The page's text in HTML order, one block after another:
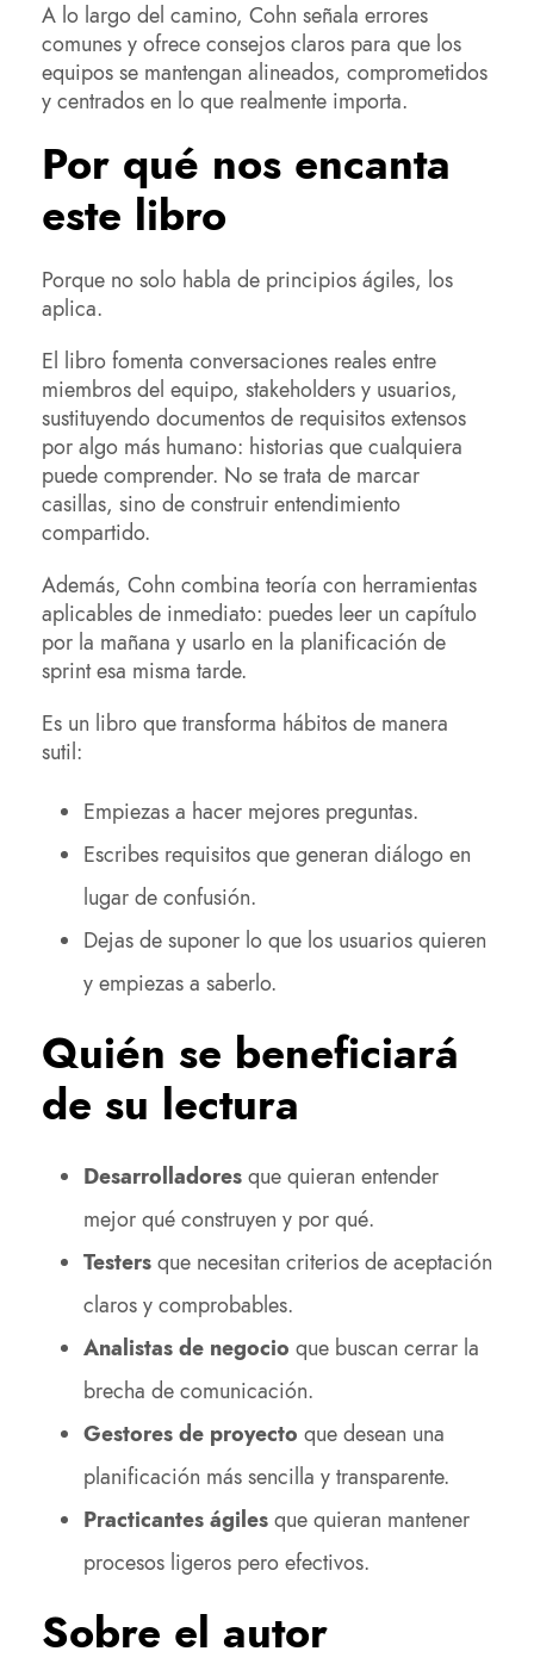
A lo largo del camino, Cohn señala errores
comunes y ofrece consejos claros para que los
equipos se mantengan alineados, comprometidos
y centrados en lo que realmente importa.
Por qué nos encanta
este libro
Porque no solo habla de principios ágiles, los
aplica.
El libro fomenta conversaciones reales entre
miembros del equipo, stakeholders y usuarios,
sustituyendo documentos de requisitos extensos
por algo más humano: historias que cualquiera
puede comprender. No se trata de marcar
casillas, sino de construir entendimiento
compartido.
Además, Cohn combina teoría con herramientas
aplicables de inmediato: puedes leer un capítulo
por la mañana y usarlo en la planificación de
sprint esa misma tarde.
Es un libro que transforma hábitos de manera
sutil:
Empiezas a hacer mejores preguntas.
Escribes requisitos que generan diálogo en
lugar de confusión.
Dejas de suponer lo que los usuarios quieren
y empiezas a saberlo.
Quién se beneficiará
de su lectura
Desarrolladores que quieran entender
mejor qué construyen y por qué.
Testers que necesitan criterios de aceptación
claros y comprobables.
Analistas de negocio que buscan cerrar la
brecha de comunicación.
Gestores de proyecto que desean una
planificación más sencilla y transparente.
Practicantes ágiles que quieran mantener
procesos ligeros pero efectivos.
Sobre el autor